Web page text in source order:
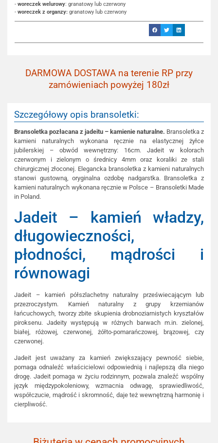
- woreczek welurowy: granatowy lub czerwony
- woreczek z organzy: granatowy lub czerwony
DARMOWA DOSTAWA na terenie RP przy
zamówieniach powyżej 180zł
Szczegółowy opis bransoletki:
Bransoletka pozłacana z jadeitu – kamienie naturalne. Bransoletka z
kamieni naturalnych wykonana ręcznie na elastycznej żyłce
jubilerskiej – obwód wewnętrzny: 16cm. Jadeit w kolorach
czerwonym i zielonym o średnicy 4mm oraz koraliki ze stali
chirurgicznej złoconej. Elegancka bransoletka z kamieni naturalnych
stanowi gustowną, oryginalna ozdobę nadgarstka. Bransoletka z
kamieni naturalnych wykonana ręcznie w Polsce – Bransoletki Made
in Poland.
Jadeit – kamień władzy,
długowieczności,
płodności, mądrości i
równowagi
Jadeit – kamień półszlachetny naturalny przeświecającym lub
przezroczystym. Kamień naturalny z grupy krzemianów
łańcuchowych, tworzy zbite skupienia drobnoziarnistych kryształów
piroksenu. Jadeity występują w różnych barwach m.in. zielonej,
białej, różowej, czerwonej, żółto-pomarańczowej, brązowej, czy
czerwonej.
Jadeit jest uważany za kamień zwiększający pewność siebie,
pomaga odnaleźć właścicielowi odpowiednią i najlepszą dla niego
drogę. Jadeit pomaga w życiu rodzinnym, pozwala znaleźć wspólny
język międzypokoleniowy, wzmacnia odwagę, sprawiedliwość,
współczucie, mądrość i skromność, daje też wewnętrzną harmonię i
cierpliwość.